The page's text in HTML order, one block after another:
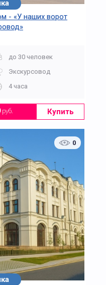
- «У наших ворот
до 30 человек
Экскурсовод
4 часа
руб. Купить
0